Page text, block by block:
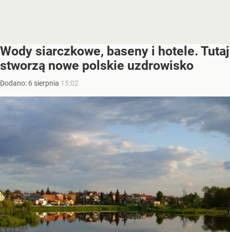
Wody siarczkowe, baseny i hotele. Tutaj
stworzą nowe polskie uzdrowisko
Dodano: 6 sierpnia 15:02